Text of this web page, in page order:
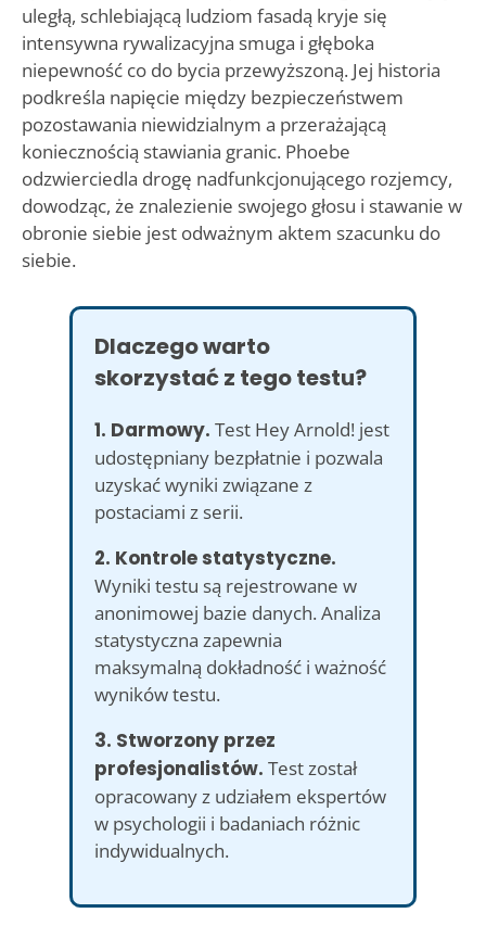
uległą, schlebiającą ludziom fasadą kryje się
intensywna rywalizacyjna smuga i głęboka
niepewność co do bycia przewyższoną. Jej historia
podkreśla napięcie między bezpieczeństwem
pozostawania niewidzialnym a przerażającą
koniecznością stawiania granic. Phoebe
odzwierciedla drogę nadfunkcjonującego rozjemcy,
dowodząc, że znalezienie swojego głosu i stawanie w
obronie siebie jest odważnym aktem szacunku do
siebie.
Dlaczego warto
skorzystać z tego testu?
1. Darmowy. Test Hey Arnold! jest
udostępniany bezpłatnie i pozwala
uzyskać wyniki związane z
postaciami z serii.
2. Kontrole statystyczne.
Wyniki testu są rejestrowane w
anonimowej bazie danych. Analiza
statystyczna zapewnia
maksymalną dokładność i ważność
wyników testu.
3. Stworzony przez
profesjonalistów. Test został
opracowany z udziałem ekspertów
w psychologii i badaniach różnic
indywidualnych.